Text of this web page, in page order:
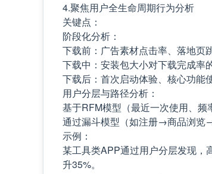
4.聚焦用户全生命周期行为分析
关键点：
阶段化分析：
下载前：广告素材点击率、落地页
下载中：安装包大小对下载完成率
下载后：首次启动体验、核心功能
用户分层与路径分析：
基于RFM模型（最近一次使用、频
通过漏斗模型（如注册→商品浏览
示例：
某工具类APP通过用户分层发现，
升35%。